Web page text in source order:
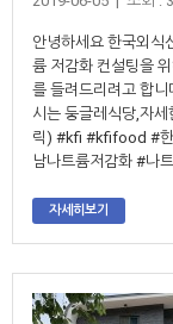
안녕하세요 한국외식
륨 저감화 컨설팅을
를 들려드리려고 합
시는 둥글레식당,자
릭) #kfi #kfifood #한
남나트륨저감화 #나
자세히보기